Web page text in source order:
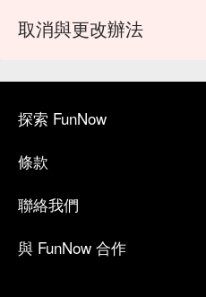
取消與更改辦法
探索 FunNow
條款
聯絡我們
與 FunNow 合作